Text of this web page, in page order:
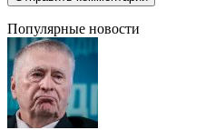
Популярные новости